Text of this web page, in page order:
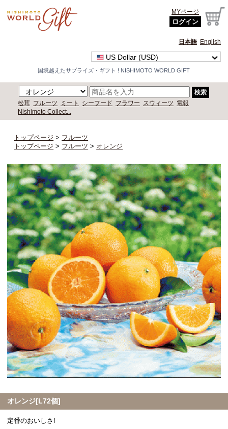
日本語 English
US Dollar (USD)
国境越えたサプライズ・ギフト ! NISHIMOTO WORLD GIFT
検索
松茸 フルーツ ミート シーフード フラワー スウィーツ
電報
Nishimoto Collect...
MYページ
ログイン
トップページ > フルーツ
トップページ > フルーツ > オレンジ
オレンジ[L72個]
定番のおいしさ!